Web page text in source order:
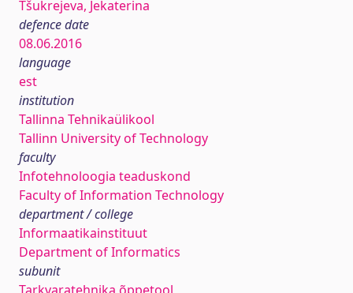
Tšukrejeva, Jekaterina
defence date
08.06.2016
language
est
institution
Tallinna Tehnikaülikool
Tallinn University of Technology
faculty
Infotehnoloogia teaduskond
Faculty of Information Technology
department / college
Informaatikainstituut
Department of Informatics
subunit